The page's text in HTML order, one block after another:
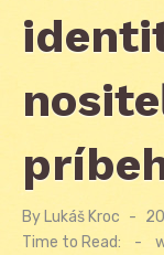
By Lukáš Kroc
on
Time to Read:
-